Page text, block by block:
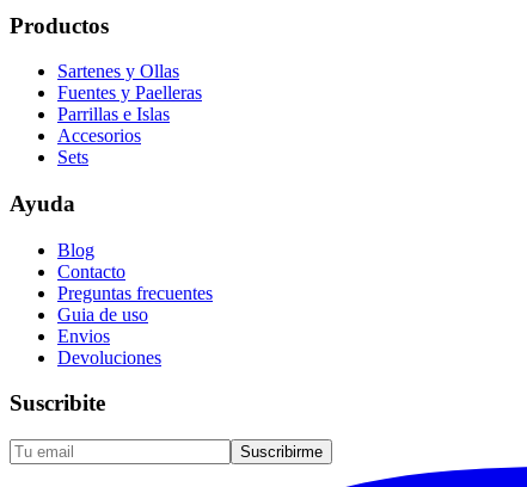
Productos
Sartenes y Ollas
Fuentes y Paelleras
Parrillas e Islas
Accesorios
Sets
Ayuda
Blog
Contacto
Preguntas frecuentes
Guia de uso
Envios
Devoluciones
Suscribite
Suscribirme